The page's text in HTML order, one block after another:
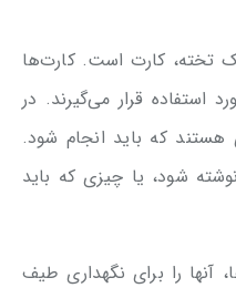
تخته، کارت است. کارت‌ها
استفاده قرار می‌گیرند. در
هستند که باید انجام شود.
شود، یا چیزی که باید
آنها را برای نگهداری طیف